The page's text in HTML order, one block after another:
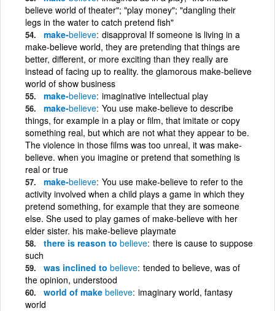
believe world of theater"; "play money"; "dangling their
legs in the water to catch pretend fish"
make-believe disapproval If someone is living in a
make-believe world, they are pretending that things are
better, different, or more exciting than they really are
instead of facing up to reality. the glamorous make-believe
world of show business
make-believe imaginative intellectual play
make-believe You use make-believe to describe
things, for example in a play or film, that imitate or copy
something real, but which are not what they appear to be.
The violence in those films was too unreal, it was make-
believe. when you imagine or pretend that something is
real or true
make-believe You use make-believe to refer to the
activity involved when a child plays a game in which they
pretend something, for example that they are someone
else. She used to play games of make-believe with her
elder sister. his make-believe playmate
there is reason to believe there is cause to suppose
such
was inclined to believe tended to believe, was of
the opinion, understood
world of make believe imaginary world, fantasy
world